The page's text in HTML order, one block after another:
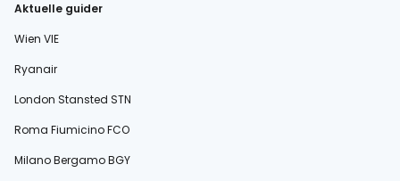
Aktuelle guider
Wien VIE
Ryanair
London Stansted STN
Roma Fiumicino FCO
Milano Bergamo BGY